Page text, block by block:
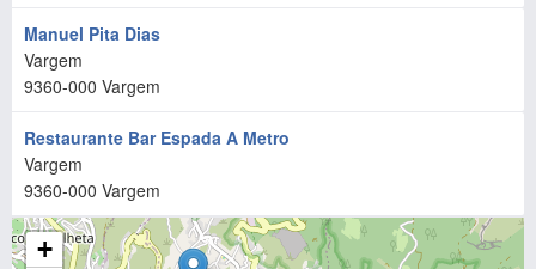
Manuel Pita Dias
Vargem
9360-000 Vargem
Restaurante Bar Espada A Metro
Vargem
9360-000 Vargem
+